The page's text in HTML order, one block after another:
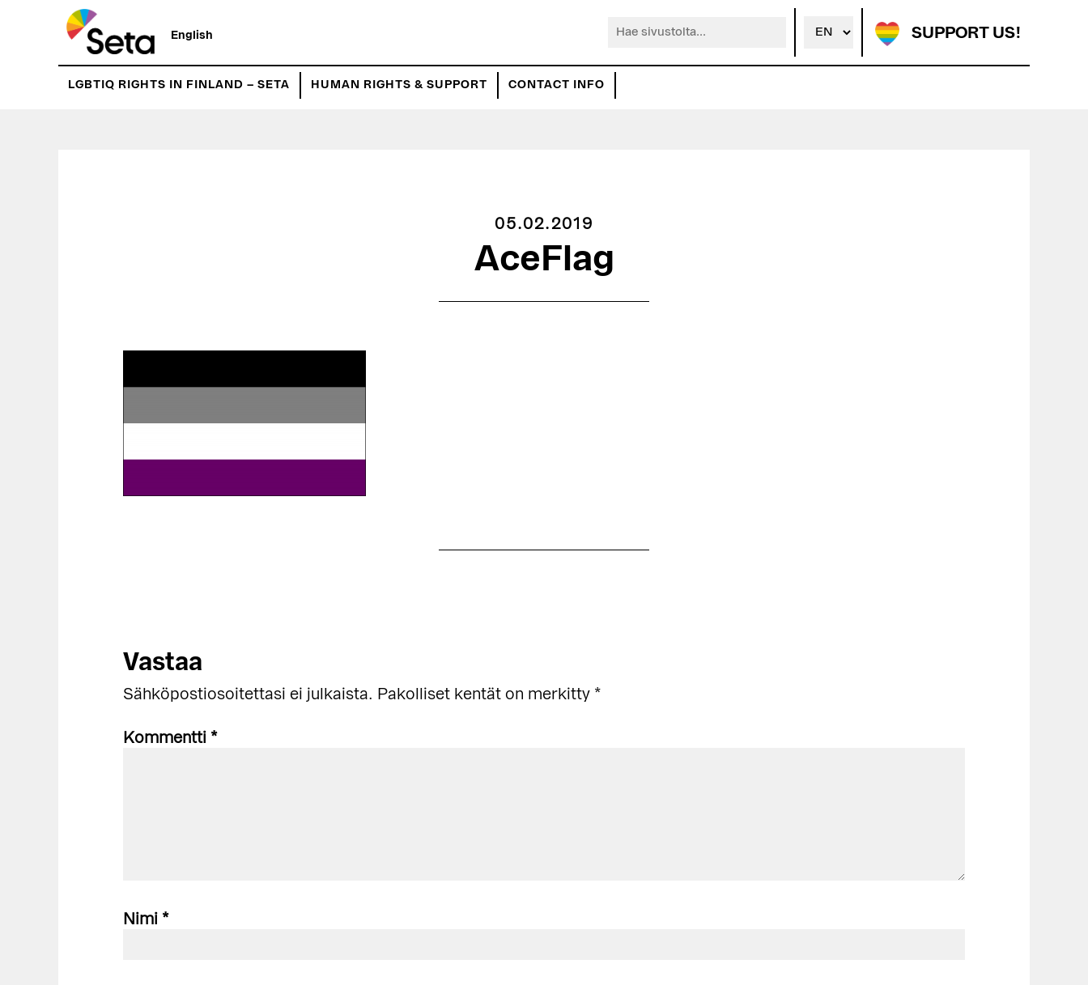
pääsisältöön
English SUPPORT US!
Hae
LGBTIQ RIGHTS IN FINLAND – SETA HUMAN RIGHTS & SUPPORT CONTACT INFO
05.02.2019
AceFlag
Lukijan
vuorovaikutus
Vastaa
Sähköpostiosoitettasi ei julkaista. Pakolliset kentät on merkitty *
Kommentti *
Nimi *